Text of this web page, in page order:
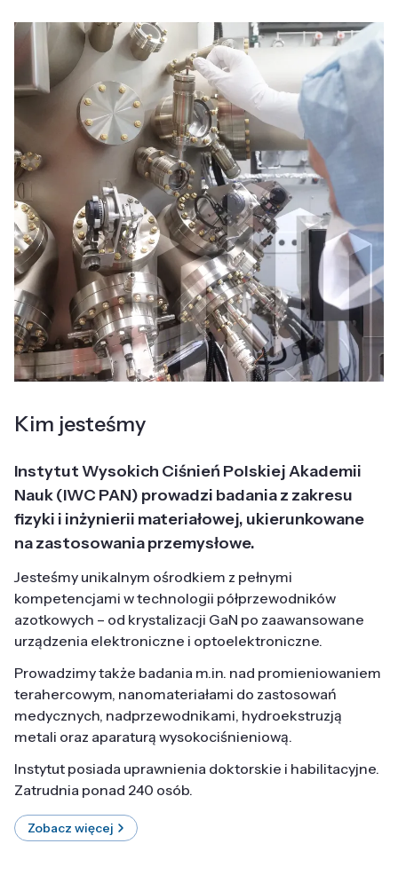
Kim jesteśmy
Instytut Wysokich Ciśnień Polskiej Akademii
Nauk (IWC PAN) prowadzi badania z zakresu
fizyki i inżynierii materiałowej, ukierunkowane
na zastosowania przemysłowe.
Jesteśmy unikalnym ośrodkiem z pełnymi
kompetencjami w technologii półprzewodników
azotkowych – od krystalizacji GaN po zaawansowane
urządzenia elektroniczne i optoelektroniczne.
Prowadzimy także badania m.in. nad promieniowaniem
terahercowym, nanomateriałami do zastosowań
medycznych, nadprzewodnikami, hydroekstruzją
metali oraz aparaturą wysokociśnieniową.
Instytut posiada uprawnienia doktorskie i habilitacyjne.
Zatrudnia ponad 240 osób.
Zobacz więcej